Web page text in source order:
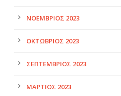
ΝΟΈΜΒΡΙΟΣ 2023
ΟΚΤΏΒΡΙΟΣ 2023
ΣΕΠΤΈΜΒΡΙΟΣ 2023
ΜΆΡΤΙΟΣ 2023